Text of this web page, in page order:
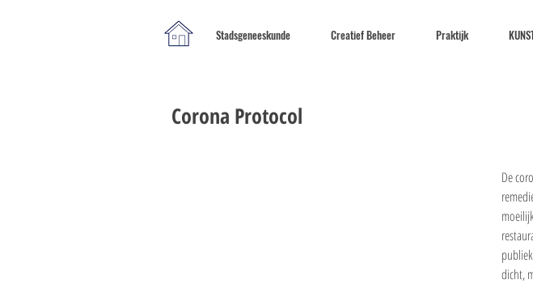
Stadsgeneeskunde Creatief Beheer Praktijk
Corona Protocol
De
dicht,